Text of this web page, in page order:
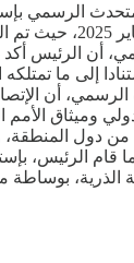
الرسمي
تعزيز العلاقات الثنائية بين مصر
أن الرئيس
إلى ما
أن
وميثاق
دول
قام الرئيس،
الذرية،